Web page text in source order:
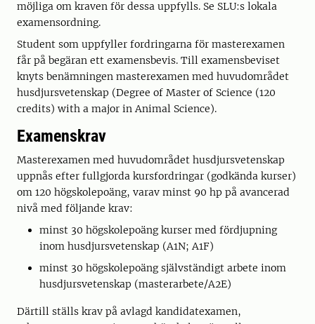
möjliga om kraven för dessa uppfylls. Se SLU:s lokala
examensordning.
Student som uppfyller fordringarna för masterexamen
får på begäran ett examensbevis. Till examensbeviset
knyts benämningen masterexamen med huvudområdet
husdjursvetenskap (Degree of Master of Science (120
credits) with a major in Animal Science).
Examenskrav
Masterexamen med huvudområdet husdjursvetenskap
uppnås efter fullgjorda kursfordringar (godkända kurser)
om 120 högskolepoäng, varav minst 90 hp på avancerad
nivå med följande krav:
minst 30 högskolepoäng kurser med fördjupning
inom husdjursvetenskap (A1N; A1F)
minst 30 högskolepoäng självständigt arbete inom
husdjursvetenskap (masterarbete/A2E)
Därtill ställs krav på avlagd kandidatexamen,